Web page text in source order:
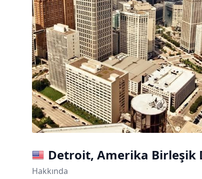
Detroit, Amerika Birleşik
Hakkında